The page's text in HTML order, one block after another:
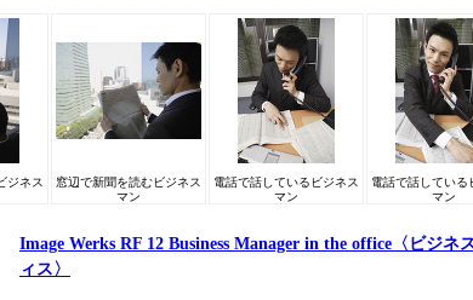
ジネス
窓辺で新聞を読むビジネス
マン
電話で話しているビジネス
マン
電話で話している
マン
Image Werks RF 12 Business Manager in the office〈ビジネ
ィス〉